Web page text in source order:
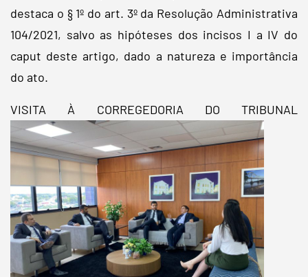
destaca o § 1º do art. 3º da Resolução Administrativa
104/2021, salvo as hipóteses dos incisos I a IV do
caput deste artigo, dado a natureza e importância
do ato.
VISITA À CORREGEDORIA DO TRIBUNAL